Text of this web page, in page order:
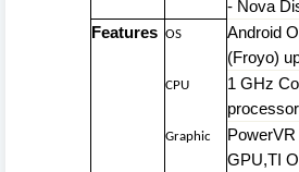
- Nova
Features OS
Android
(Froyo)
CPU
1 GHz
processor
Graphic
GPU,TI